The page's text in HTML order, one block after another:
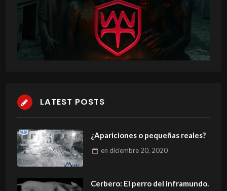
LATEST POSTS
¿Apariciones o pequeñas reales?
en diciembre 20, 2020
Cerbero: El perro del inframundo.